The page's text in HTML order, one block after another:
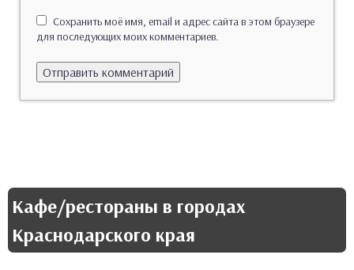
Сохранить моё имя, email и адрес сайта в этом браузере
для последующих моих комментариев.
Кафе/рестораны в городах
Краснодарского края